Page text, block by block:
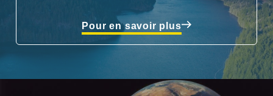
Pour en savoir plus